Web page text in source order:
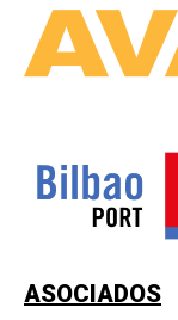
ASOCIADOS